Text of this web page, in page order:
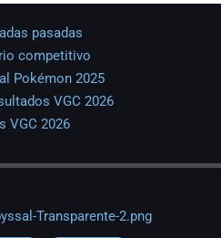
pasadas
competitivo
Pokémon 2025
VGC 2026
VGC 2026